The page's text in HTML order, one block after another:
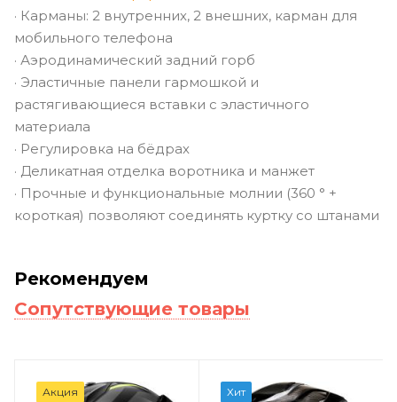
· Карманы: 2 внутренних, 2 внешних, карман для
мобильного телефона
· Аэродинамический задний горб
· Эластичные панели гармошкой и
растягивающиеся вставки с эластичного
материала
· Регулировка на бёдрах
· Деликатная отделка воротника и манжет
· Прочные и функциональные молнии (360 ° +
короткая) позволяют соединять куртку со штанами
Рекомендуем
Сопутствующие товары
Акция Хит